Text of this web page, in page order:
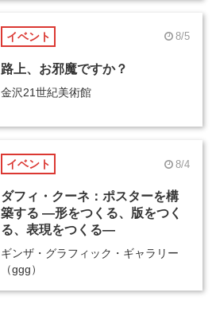
イベント 8/5
路上、お邪魔ですか？
金沢21世紀美術館
イベント 8/4
ダフィ・クーネ：ポスターを構
築する ―形をつくる、版をつく
る、表現をつくる―
ギンザ・グラフィック・ギャラリー
（ggg）